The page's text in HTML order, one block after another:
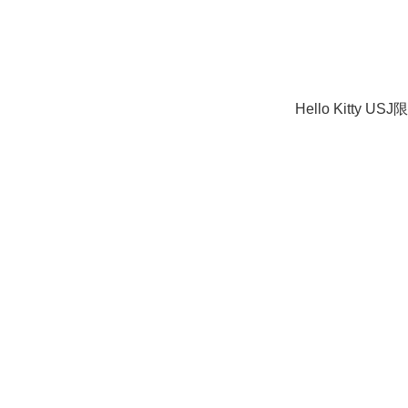
Hello Kitty USJ